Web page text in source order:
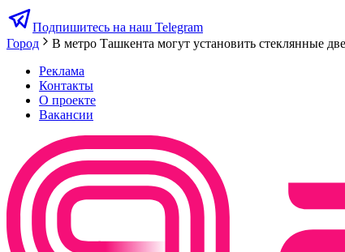
Подпишитесь на наш Telegram
Город
В метро Ташкента могут установить стеклянные
Реклама
Контакты
О проекте
Вакансии